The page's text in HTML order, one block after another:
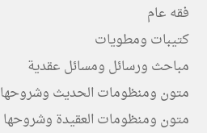
فقه عام
كتيبات ومطويات
مباحث ورسائل ومسائل عقدية
متون ومنظومات الحديث وشروحها
متون ومنظومات العقيدة وشروحها